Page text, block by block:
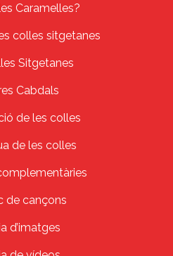
Caramelles?
colles sitgetanes
Sitgetanes
Cabdals
de les colles
de les colles
de cançons
d’imatges